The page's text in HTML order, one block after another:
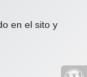
en el sito y